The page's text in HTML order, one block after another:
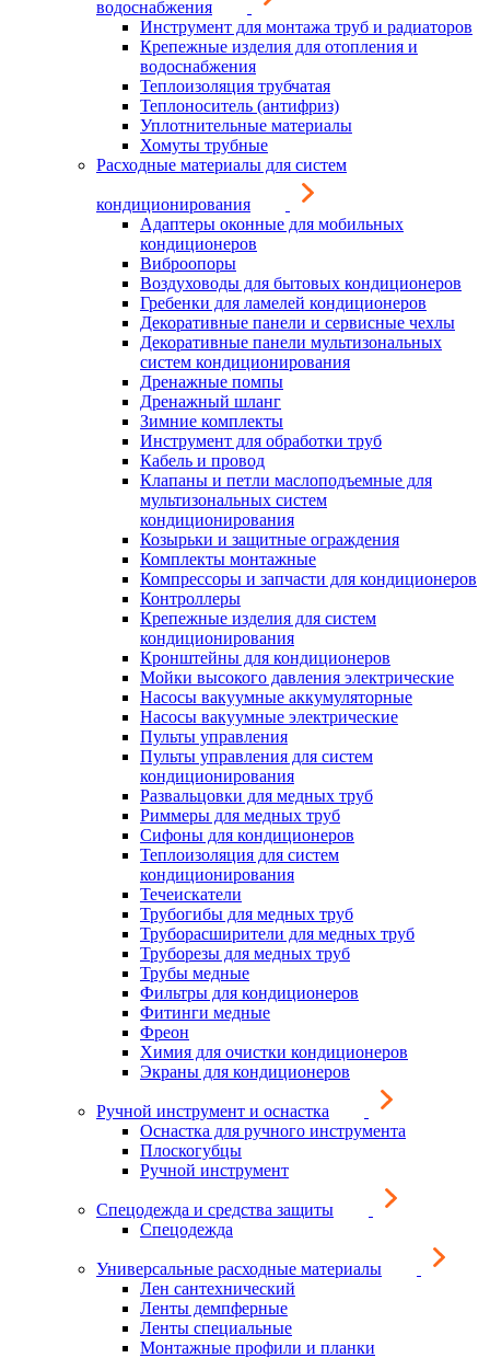
водоснабжения
Инструмент для монтажа труб и радиаторов
Крепежные изделия для отопления и
водоснабжения
Теплоизоляция трубчатая
Теплоноситель (антифриз)
Уплотнительные материалы
Хомуты трубные
Расходные материалы для систем
кондиционирования
Адаптеры оконные для мобильных
кондиционеров
Виброопоры
Воздуховоды для бытовых кондиционеров
Гребенки для ламелей кондиционеров
Декоративные панели и сервисные чехлы
Декоративные панели мультизональных
систем кондиционирования
Дренажные помпы
Дренажный шланг
Зимние комплекты
Инструмент для обработки труб
Кабель и провод
Клапаны и петли маслоподъемные для
мультизональных систем
кондиционирования
Козырьки и защитные ограждения
Комплекты монтажные
Компрессоры и запчасти для кондиционеров
Контроллеры
Крепежные изделия для систем
кондиционирования
Кронштейны для кондиционеров
Мойки высокого давления электрические
Насосы вакуумные аккумуляторные
Насосы вакуумные электрические
Пульты управления
Пульты управления для систем
кондиционирования
Развальцовки для медных труб
Риммеры для медных труб
Сифоны для кондиционеров
Теплоизоляция для систем
кондиционирования
Течеискатели
Трубогибы для медных труб
Труборасширители для медных труб
Труборезы для медных труб
Трубы медные
Фильтры для кондиционеров
Фитинги медные
Фреон
Химия для очистки кондиционеров
Экраны для кондиционеров
Ручной инструмент и оснастка
Оснастка для ручного инструмента
Плоскогубцы
Ручной инструмент
Спецодежда и средства защиты
Спецодежда
Универсальные расходные материалы
Лен сантехнический
Ленты демпферные
Ленты специальные
Монтажные профили и планки